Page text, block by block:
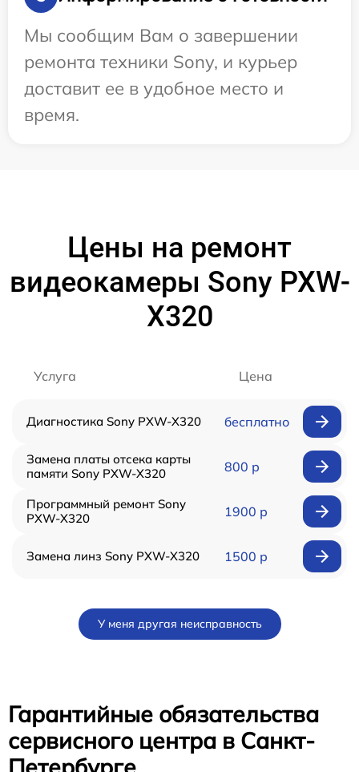
Мы сообщим Вам о завершении
ремонта техники Sony, и курьер
доставит ее в удобное место и
время.
Цены на ремонт
видеокамеры Sony PXW-
X320
Услуга Цена
Диагностика Sony PXW-X320 бесплатно
Замена платы отсека карты
памяти Sony PXW-X320
800 р
Программный ремонт Sony
PXW-X320
1900 р
Замена линз Sony PXW-X320 1500 р
У меня другая неисправность
Гарантийные обязательства
сервисного центра в Санкт-